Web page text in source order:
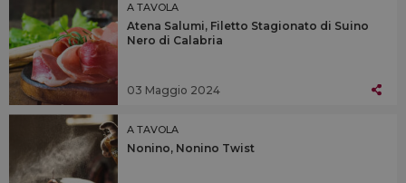
A TAVOLA
Atena Salumi, Filetto Stagionato di Suino
Nero di Calabria
03 Maggio 2024
A TAVOLA
Nonino, Nonino Twist